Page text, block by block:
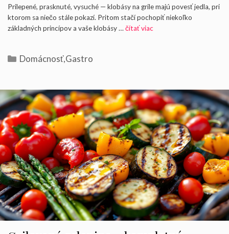
Prilepené, prasknuté, vysuché — klobásy na grile majú povesť jedla, pri
ktorom sa niečo stále pokazí. Pritom stačí pochopiť niekoľko
základných princípov a vaše klobásy … čítať viac
Kategórie
Domácnosť,Gastro